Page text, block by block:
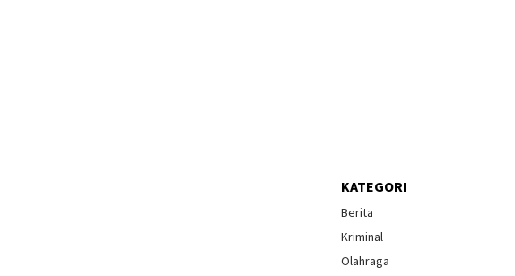
KATEGORI
Berita
Kriminal
Olahraga